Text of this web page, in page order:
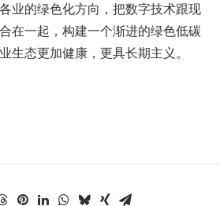
业的绿色化方向，把数字技术跟现
在一起，构建一个渐进的绿色低碳
生态更加健康，更具长期主义。